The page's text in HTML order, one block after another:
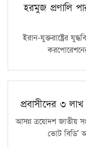
হরমুজ প্রণালি
ইরান-যুক্তরাষ্ট্রের
প্রবাসীদের ৩
আসন্ন ত্রয়োদশ জাতীয়
ভোট বিডি’